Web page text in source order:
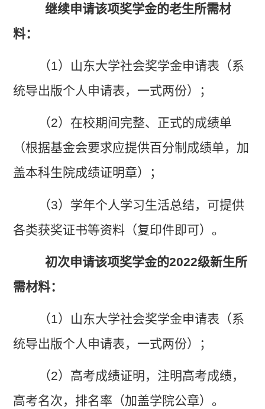
继续申请该项奖学金的老生所需材
料：
（1）山东大学社会奖学金申请表（系
统导出版个人申请表，一式两份）；
（2）在校期间完整、正式的成绩单
（根据基金会要求应提供百分制成绩单，加
盖本科生院成绩证明章）；
（3）学年个人学习生活总结，可提供
各类获奖证书等资料（复印件即可）。
初次申请该项奖学金的2022级新生所
需材料：
（1）山东大学社会奖学金申请表（系
统导出版个人申请表，一式两份）；
（2）高考成绩证明，注明高考成绩，
高考名次，排名率（加盖学院公章）。